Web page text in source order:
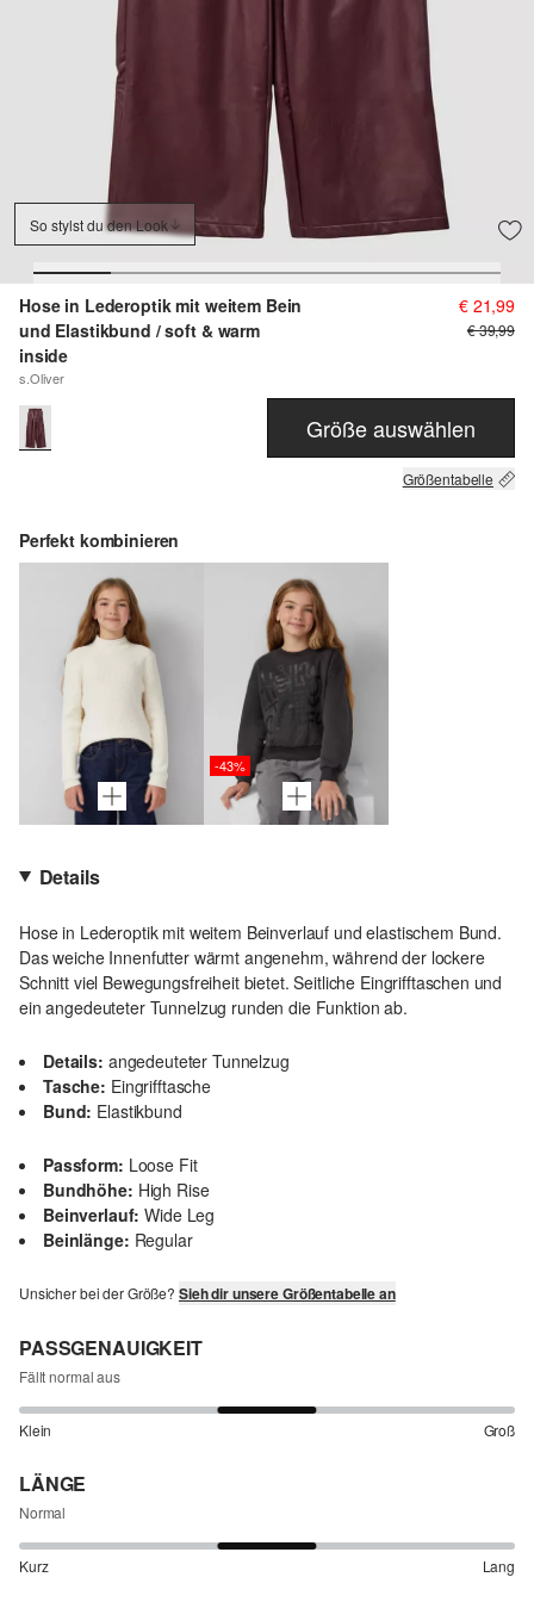
So stylst du den Look
Hose in Lederoptik mit weitem Bein
und Elastikbund / soft & warm
inside
s.Oliver
€ 21,99
€ 39,99
Größe auswählen
Größentabelle
Perfekt kombinieren
-43%
Details
Hose in Lederoptik mit weitem Beinverlauf und elastischem Bund.
Das weiche Innenfutter wärmt angenehm, während der lockere
Schnitt viel Bewegungsfreiheit bietet. Seitliche Eingrifftaschen und
ein angedeuteter Tunnelzug runden die Funktion ab.
Details: angedeuteter Tunnelzug
Tasche: Eingrifftasche
Bund: Elastikbund
Passform: Loose Fit
Bundhöhe: High Rise
Beinverlauf: Wide Leg
Beinlänge: Regular
Unsicher bei der Größe? Sieh dir unsere Größentabelle an
PASSGENAUIGKEIT
Fällt normal aus
Klein Groß
LÄNGE
Normal
Kurz Lang